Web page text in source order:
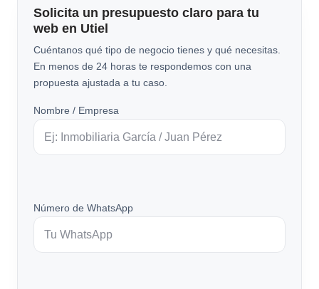
Solicita un presupuesto claro para tu
web en Utiel
Cuéntanos qué tipo de negocio tienes y qué necesitas.
En menos de 24 horas te respondemos con una
propuesta ajustada a tu caso.
Nombre / Empresa
Número de WhatsApp